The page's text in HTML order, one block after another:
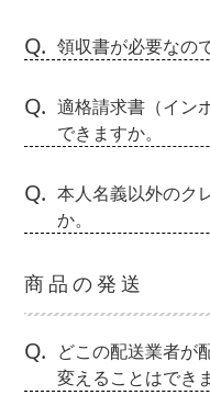
Q. 領収書が必要なの
Q. 適格請求書（イン
できますか。
Q. 本人名義以外のク
か。
商品の発送
Q. どこの配送業者が
変えることはでき